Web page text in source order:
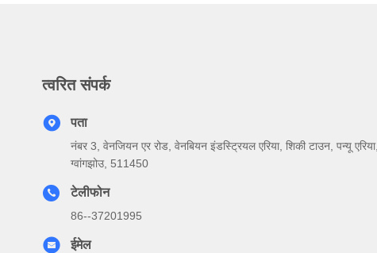
त्वरित संपर्क
पता
नंबर 3, वेनजियन एर रोड, वेनबियन इंडस्ट्रियल एरिया, शिकी टाउन, पन्यू एरिया,
ग्वांगझोउ, 511450
टेलीफोन
86--37201995
ईमेल